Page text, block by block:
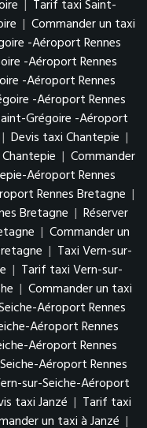
| Tarif taxi Saint-
| Commander un taxi
-Aéroport Rennes
-Aéroport Rennes
-Aéroport Rennes
-Aéroport Rennes
Grégoire -Aéroport
| Devis taxi Chantepie |
| Commander
Aéroport Rennes
Rennes Bretagne |
Bretagne | Réserver
| Commander un
| Taxi Vern-sur-
| Tarif taxi Vern-sur-
| Commander un taxi
Aéroport Rennes
Aéroport Rennes
Aéroport Rennes
Aéroport Rennes
sur-Seiche-Aéroport
taxi Janzé | Tarif taxi
un taxi à Janzé |